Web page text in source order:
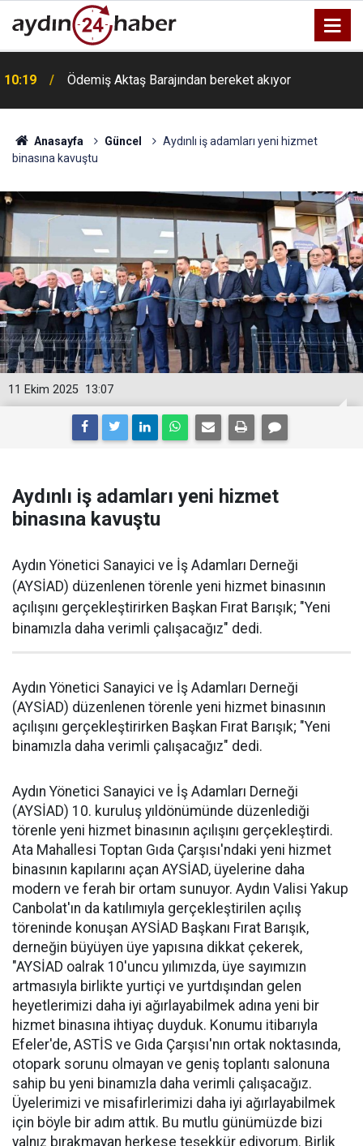
10:19 Ödemiş Aktaş Barajından bereket akıyor
Anasayfa Güncel
Aydınlı iş adamları yeni hizmet
binasına kavuştu
13:07
11 Ekim 2025
Aydınlı iş adamları yeni hizmet
binasına kavuştu
Aydın Yönetici Sanayici ve İş Adamları Derneği
(AYSİAD) düzenlenen törenle yeni hizmet binasının
açılışını gerçekleştirirken Başkan Fırat Barışık; "Yeni
binamızla daha verimli çalışacağız" dedi.
Aydın Yönetici Sanayici ve İş Adamları Derneği
(AYSİAD) düzenlenen törenle yeni hizmet binasının
açılışını gerçekleştirirken Başkan Fırat Barışık; "Yeni
binamızla daha verimli çalışacağız" dedi.
Aydın Yönetici Sanayici ve İş Adamları Derneği
(AYSİAD) 10. kuruluş yıldönümünde düzenlediği
törenle yeni hizmet binasının açılışını gerçekleştirdi.
Ata Mahallesi Toptan Gıda Çarşısı'ndaki yeni hizmet
binasının kapılarını açan AYSİAD, üyelerine daha
modern ve ferah bir ortam sunuyor. Aydın Valisi Yakup
Canbolat'ın da katılımıyla gerçekleştirilen açılış
töreninde konuşan AYSİAD Başkanı Fırat Barışık,
derneğin büyüyen üye yapısına dikkat çekerek,
"AYSİAD oalrak 10'uncu yılımızda, üye sayımızın
artmasıyla birlikte yurtiçi ve yurtdışından gelen
heyetlerimizi daha iyi ağırlayabilmek adına yeni bir
hizmet binasına ihtiyaç duyduk. Konumu itibarıyla
Efeler'de, ASTİS ve Gıda Çarşısı'nın ortak noktasında,
otopark sorunu olmayan ve geniş toplantı salonuna
sahip bu yeni binamızla daha verimli çalışacağız.
Üyelerimizi ve misafirlerimizi daha iyi ağırlayabilmek
için böyle bir adım attık. Bu mutlu günümüzde bizi
yalnız bırakmayan herkese teşekkür ediyorum. Birlik